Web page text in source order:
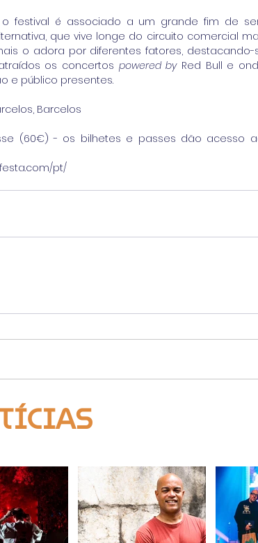
o festival é associado a um grande fim de
que vive longe do circuito comercial
o adora por diferentes fatores,
os concertos powered by Red Bull e
e público presentes.
Barcelos
(60€) - os bilhetes e passes dão acesso
pt/